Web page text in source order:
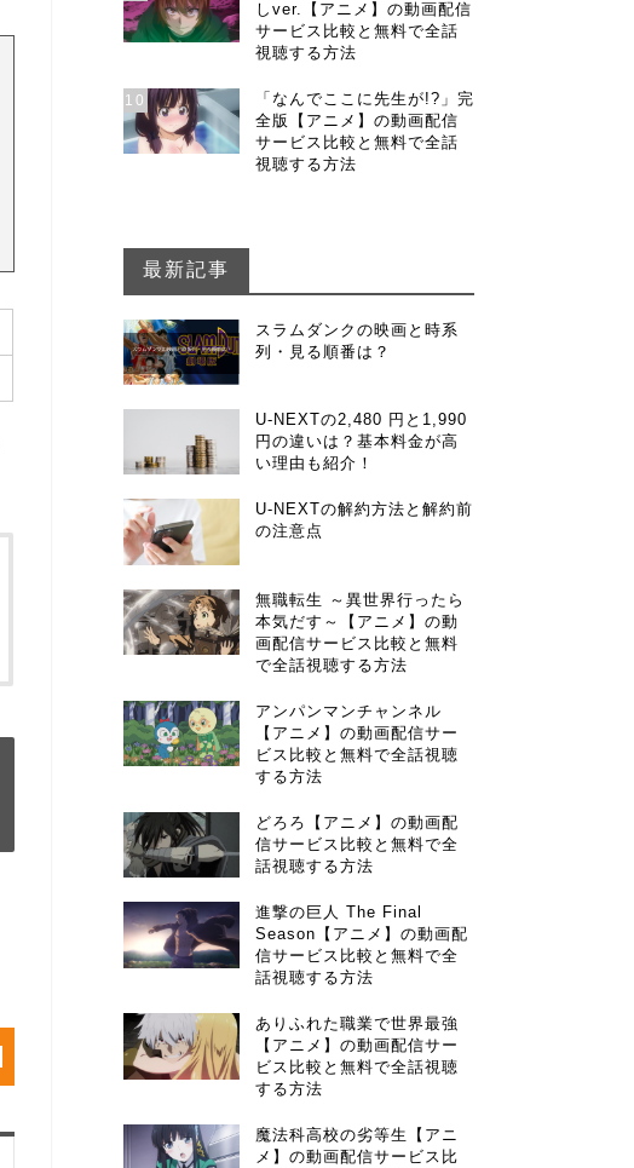
しver.【アニメ】の動画配信
サービス比較と無料で全話
視聴する方法
10
「なんでここに先生が!?」完
全版【アニメ】の動画配信
サービス比較と無料で全話
視聴する方法
最新記事
スラムダンクの映画と時系
列・見る順番は？
U-NEXTの2,480 円と1,990
円の違いは？基本料金が高
い理由も紹介！
U-NEXTの解約方法と解約前
の注意点
無職転生 ～異世界行ったら
本気だす～【アニメ】の動
画配信サービス比較と無料
で全話視聴する方法
アンパンマンチャンネル
【アニメ】の動画配信サー
ビス比較と無料で全話視聴
する方法
どろろ【アニメ】の動画配
信サービス比較と無料で全
話視聴する方法
進撃の巨人 The Final
Season【アニメ】の動画配
信サービス比較と無料で全
話視聴する方法
ありふれた職業で世界最強
【アニメ】の動画配信サー
ビス比較と無料で全話視聴
する方法
魔法科高校の劣等生【アニ
メ】の動画配信サービス比